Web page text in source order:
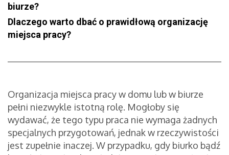
biurze?
Dlaczego warto dbać o prawidłową organizację
miejsca pracy?
Organizacja miejsca pracy w domu lub w biurze
pełni niezwykle istotną rolę. Mogłoby się
wydawać, że tego typu praca nie wymaga żadnych
specjalnych przygotowań, jednak w rzeczywistości
jest zupełnie inaczej. W przypadku, gdy biurko bądź